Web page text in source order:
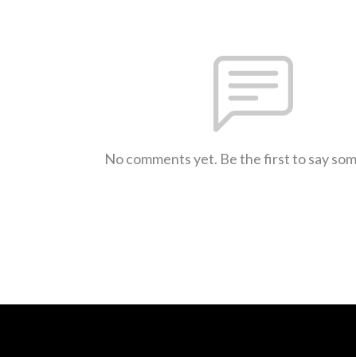
No comments yet. Be the first to say